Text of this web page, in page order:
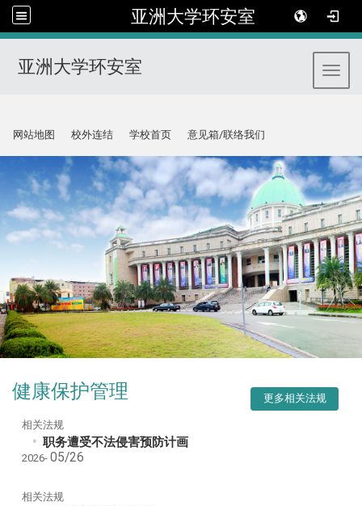
亚洲大学环安室
亚洲大学环安室
网站地图
校外连结 学校首页 意见箱/联络我们
健康保护管理
相关法规
职务遭受不法侵害预防计画
2026- 05/26
相关法规
更多相关法规